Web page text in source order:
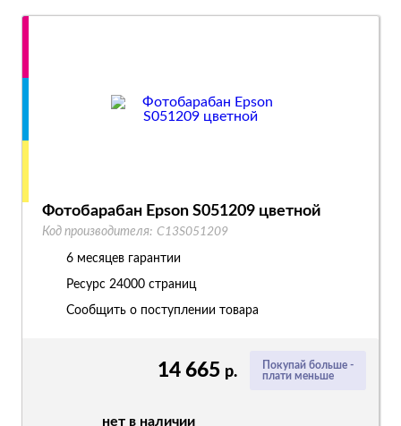
Покупай больше -
плати меньше
14 665 р.
нет в наличии
Фотобарабан Epson S051209 цветной
Код производителя: C13S051209
6 месяцев гарантии
Ресурс 24000 страниц
Сообщить о поступлении товара